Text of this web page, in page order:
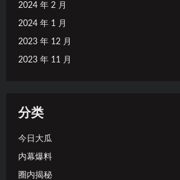
2024 年 2 月
2024 年 1 月
2023 年 12 月
2023 年 11 月
分类
今日大瓜
内幕爆料
圈内揭秘